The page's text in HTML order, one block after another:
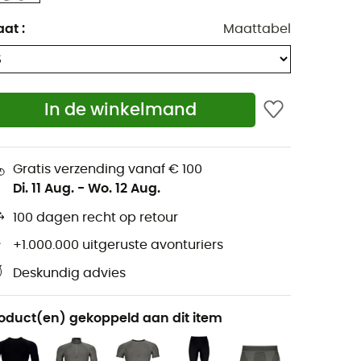
: Maattabel
In de winkelmand
Gratis verzending vanaf € 100
Di. 11 Aug. - Wo. 12 Aug.
100 dagen recht op retour
+1.000.000 uitgeruste avonturiers
Deskundig advies
gekoppeld aan dit item